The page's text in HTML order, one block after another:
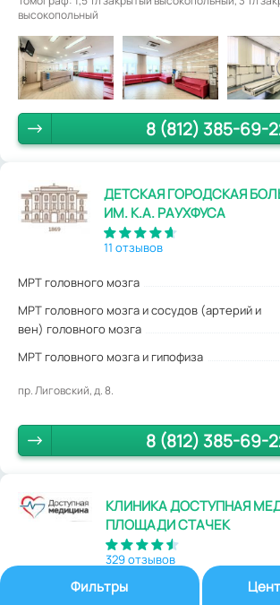
Фильтры
высокопольный
8 (812) 385-69-
ДЕТСКАЯ ГОРОДСКАЯ
ИМ. К.А. РАУХФУСА
11 отзывов
МРТ головного мозга
МРТ головного мозга и сосудов (артерий и
вен) головного мозга
МРТ головного мозга и гипофиза
пр. Лиговский, д. 8.
8 (812) 385-69-
КЛИНИКА ДОСТУПНАЯ
ПЛОЩАДИ СТАЧЕК
329 отзывов